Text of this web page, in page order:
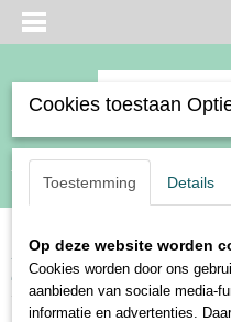
Inloggen Registreren
Home>Ruiter>Kleding>Shirts
Sporty
Cookies toestaan
Toestemming Details
Op deze website worden
Cookies worden door ons
aanbieden van sociale media-
informatie en advertenties.